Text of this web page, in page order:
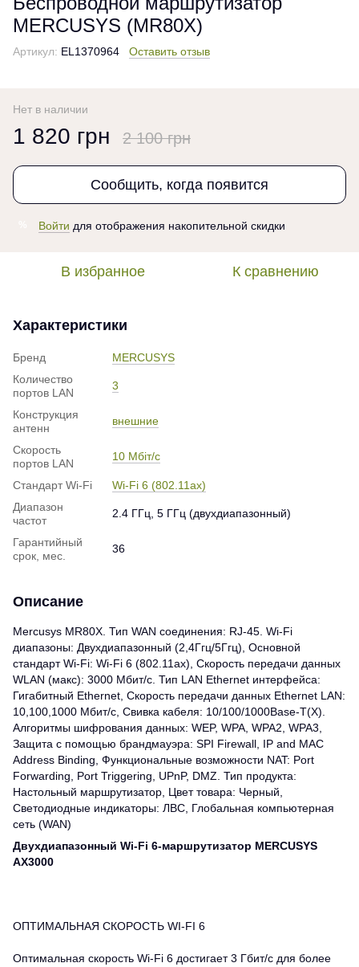
MERCUSYS (MR80X)
Артикул: EL1370964 Оставить отзыв
Нет в наличии
1 820 грн 2 100 грн
Сообщить, когда появится
Войти для отображения накопительной скидки
В избранное К сравнению
Характеристики
Бренд
MERCUSYS
Количество
портов LAN
3
Конструкция
антенн
внешние
Скорость
портов LAN
10 Мбіт/с
Стандарт Wi-Fi
Wi-Fi 6 (802.11ax)
Диапазон
частот
2.4 ГГц, 5 ГГц (двухдиапазонный)
Гарантийный
срок, мес.
36
Описание
Mercusys MR80X. Тип WAN соединения: RJ-45. Wi-Fi
диапазоны: Двухдиапазонный (2,4Ггц/5Ггц), Основной
стандарт Wi-Fi: Wi-Fi 6 (802.11ax), Скорость передачи данных
WLAN (макс): 3000 Мбит/с. Тип LAN Ethernet интерфейса:
Гигабитный Ethernet, Скорость передачи данных Ethernet LAN:
10,100,1000 Мбит/с, Свивка кабеля: 10/100/1000Base-T(X).
Алгоритмы шифрования данных: WEP, WPA, WPA2, WPA3,
Защита с помощью брандмауэра: SPI Firewall, IP and MAC
Address Binding, Функциональные возможности NAT: Port
Forwarding, Port Triggering, UPnP, DMZ. Тип продукта:
Настольный маршрутизатор, Цвет товара: Черный,
Светодиодные индикаторы: ЛВС, Глобальная компьютерная
сеть (WAN)
Двухдиапазонный Wi-Fi 6-маршрутизатор MERCUSYS
AX3000
ОПТИМАЛЬНАЯ СКОРОСТЬ WI-FI 6
Оптимальная скорость Wi-Fi 6 достигает 3 Гбит/с для более